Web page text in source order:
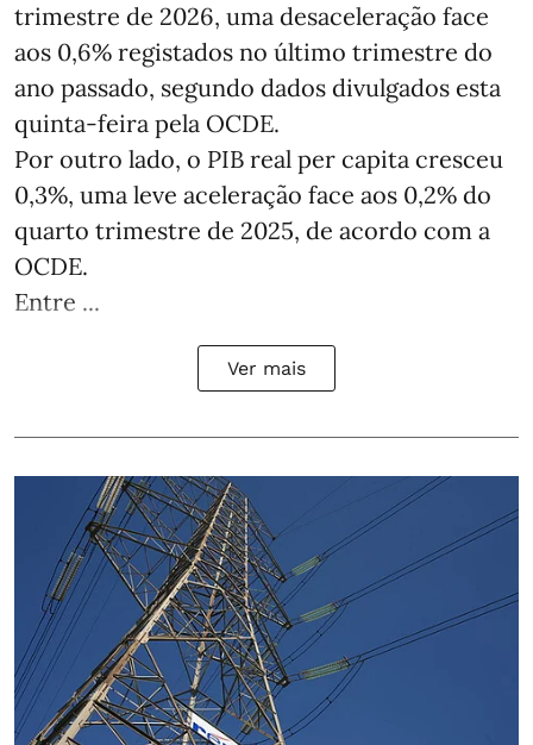
trimestre de 2026, uma desaceleração face
aos 0,6% registados no último trimestre do
ano passado, segundo dados divulgados esta
quinta-feira pela OCDE.
Por outro lado, o PIB real per capita cresceu
0,3%, uma leve aceleração face aos 0,2% do
quarto trimestre de 2025, de acordo com a
OCDE.
Entre ...
Ver mais